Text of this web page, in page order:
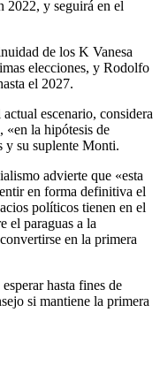
2022, y seguirá en el
de los K Vanesa
elecciones, y Rodolfo
el 2027.
escenario, considera
«en la hipótesis de
y su suplente Monti.
advierte que «esta
en forma definitiva el
políticos tienen en el
el paraguas a la
en la primera
hasta fines de
si mantiene la primera